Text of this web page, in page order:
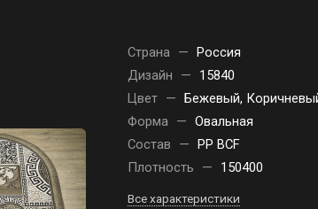
Страна — Россия
Дизайн
—
15840
Цвет — Бежевый,
Форма — Овальная
Состав
— PP BCF
Плотность
— 150400
Все характеристики